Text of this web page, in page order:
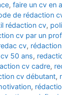
, faire un cv en
de rédaction
rédaction cv,
cv par un
cv,
50 ans,
cv cadre,
cv débutant,
,